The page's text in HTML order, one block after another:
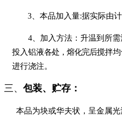
3 、本品加入量:据实际由
4 、加入方法：升温到所
投入铝液各处，熔化完后搅拌
进行浇注。
三、 包装、贮存：
本品为块或华夫状，呈金属光